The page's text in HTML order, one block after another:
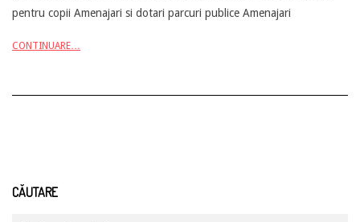
pentru copii Amenajari si dotari parcuri publice Amenajari
CONTINUARE…
CĂUTARE